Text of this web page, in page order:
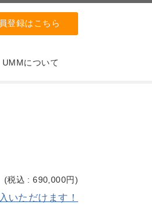
登録はこちら
UMMについて
(税込 : 690,000円)
いただけます！